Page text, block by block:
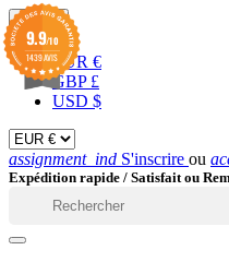
EUR 
EUR €
GBP £
USD $
assignment_ind S'inscrire ou
Expédition rapide / Satisfait ou
9.9/10
1439 AVIS